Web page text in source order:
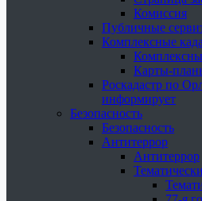
Комиссия
Публичные
Комплексные
Карты-
Роскадастр по
информирует
Безопасность
Безопасность
Антитеррор
Антитеррор